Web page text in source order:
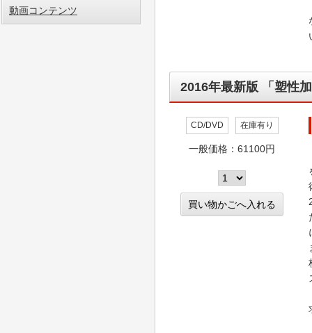
2016年最新版 「塑性
CD/DVD 在庫有り
一般価格：61100円
動画コンテンツ